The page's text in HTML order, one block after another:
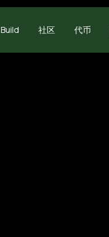
Build 社区 代币